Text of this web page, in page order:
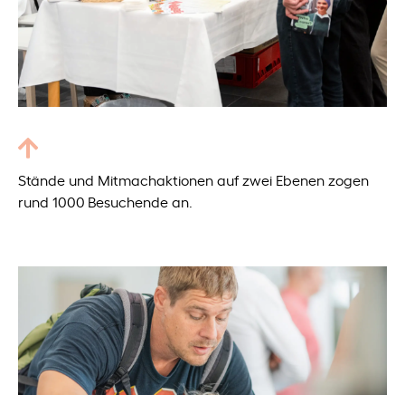
Stände und Mitmachaktionen auf zwei Ebenen zogen
rund 1000 Besuchende an.